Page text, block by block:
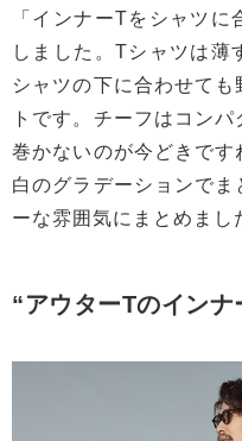
「インナーTをシャツ
しました。Tシャツは薄
シャツの下に合わせて
トです。チーフはコン
巻かないのが今どきで
白のグラデーションで
ーな雰囲気にまとめまし
“アウターTのイン